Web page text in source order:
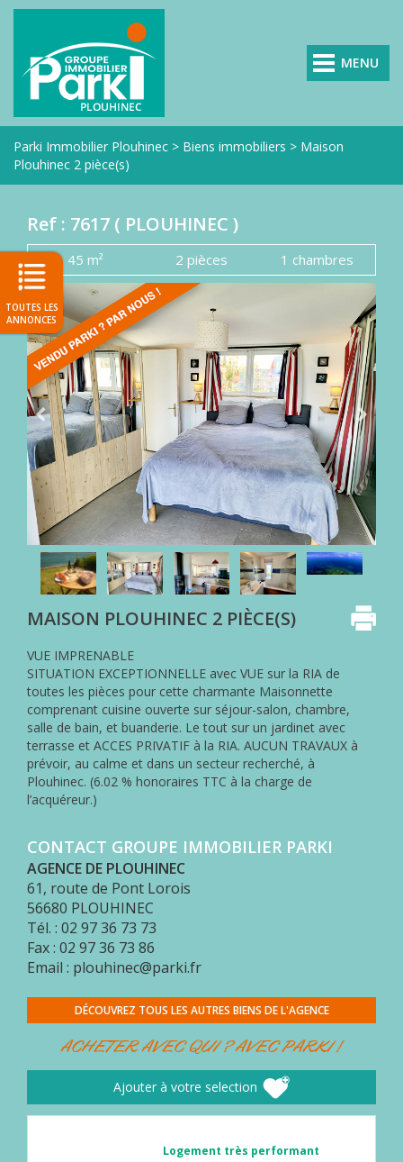
TOUTES LES
ANNONCES
VOIR
TOUTES
LES
AGENCES
PARKI
ANNONCES
NOS
VENDUS
NOS
EXCLUSIVITÉS
PARKI
DEMANDE
D'ESTIMATION
NOS
HONORAIRES
ACHETER
AVEC
PARKI
VENDRE
AVEC
PARKI
EST
LES
SERVICES
PARKI
MA
SÉLECTION
PARKI
ESPACE
ACQUÉREUR
CONTACT
MENU
Parki Immobilier Plouhinec > Biens immobiliers > Maison
Plouhinec 2 pièce(s)
Ref : 7617 ( PLOUHINEC )
45 m² 2 pièces 1 chambres
MAISON PLOUHINEC 2 PIÈCE(S)
VUE IMPRENABLE
SITUATION EXCEPTIONNELLE avec VUE sur la RIA de
toutes les pièces pour cette charmante Maisonnette
comprenant cuisine ouverte sur séjour-salon, chambre,
salle de bain, et buanderie. Le tout sur un jardinet avec
terrasse et ACCES PRIVATIF à la RIA. AUCUN TRAVAUX à
prévoir, au calme et dans un secteur recherché, à
Plouhinec. (6.02 % honoraires TTC à la charge de
l’acquéreur.)
CONTACT GROUPE IMMOBILIER PARKI
AGENCE DE PLOUHINEC
61, route de Pont Lorois
56680 PLOUHINEC
Tél. : 02 97 36 73 73
Fax : 02 97 36 73 86
Email : plouhinec@parki.fr
DÉCOUVREZ TOUS LES AUTRES BIENS DE L'AGENCE
ACHETER AVEC QUI ? AVEC PARKI !
Ajouter à votre selection
Logement très performant